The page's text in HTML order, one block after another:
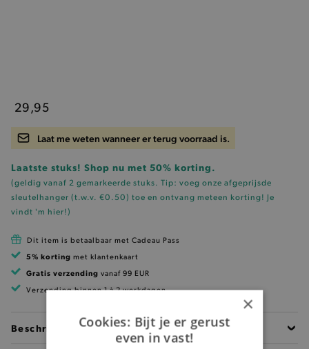
29,95
Laat me weten wanneer er terug voorraad is.
Laatste stuks! Shop nu met 50% korting.
(geldig vanaf 2 gemarkeerde stuks. Tip: voeg onze afgeprijsde
sleutelhanger (t.w.v. €0.50) toe en ontvang meteen korting! Je
vindt 'm hier!)
Dit item is betaalbaar met Cadeau Pass
5% korting met klantenkaart
Gratis verzending vanaf 99 EUR
Verzending binnen 1 à 2 werkdagen
Beschrijving
×
Cookies: Bijt je er gerust
even in vast!